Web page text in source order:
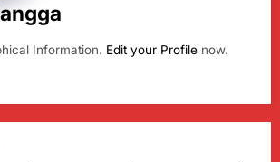
Information. Edit your Profile now.